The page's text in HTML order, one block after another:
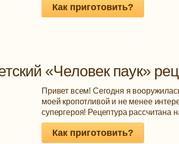
Как приготовить?
«Человек паук»
Привет всем! Сегодня я
моей кропотливой и не менее
супергероя! Рецептура рассчитана
Как приготовить?